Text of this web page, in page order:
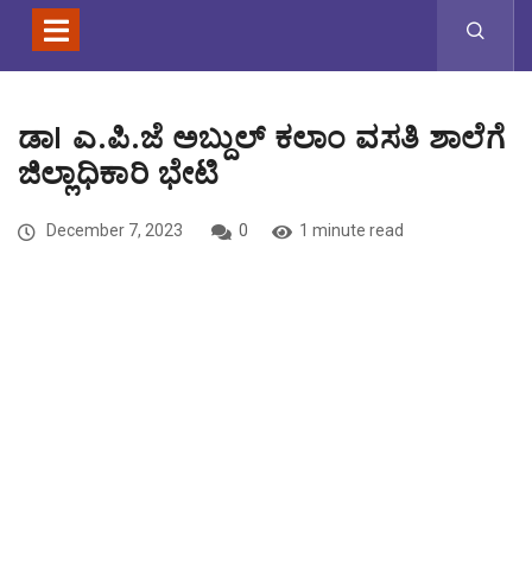
ಡಾI ಎ.ಪಿ.ಜೆ ಅಬ್ದುಲ್ ಕಲಾಂ ವಸತಿ ಶಾಲೆಗೆ
ಜಿಲ್ಲಾಧಿಕಾರಿ ಭೇಟಿ
December 7, 2023 0 1 minute read